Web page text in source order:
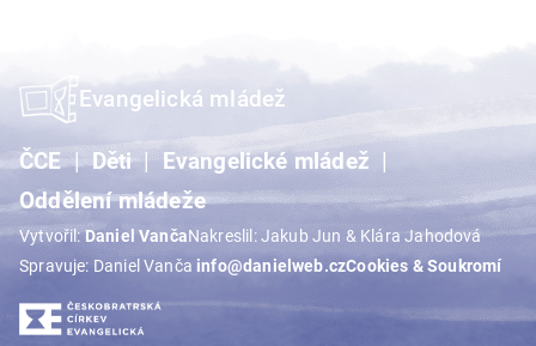
Evangelická mládež
ČCE Děti
Evangelické mládež
Oddělení mládeže
Vytvořil:Daniel VančaNakreslil: Jakub Jun & Klára Jahodová
Spravuje: Daniel Vanča info@danielweb.czCookies & Soukromí